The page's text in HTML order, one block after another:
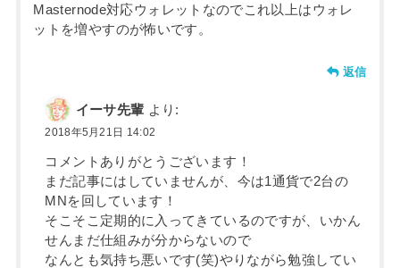
Masternode対応ウォレットなのでこれ以上はウォレ
ットを増やすのが怖いです。
返信
イーサ先輩 より:
2018年5月21日 14:02
コメントありがとうございます！
まだ記事にはしていませんが、今は1通貨で2台の
MNを回しています！
そこそこ定期的に入ってきているのですが、いかん
せんまだ仕組みが分からないので
なんとも気持ち悪いです(笑)やりながら勉強してい